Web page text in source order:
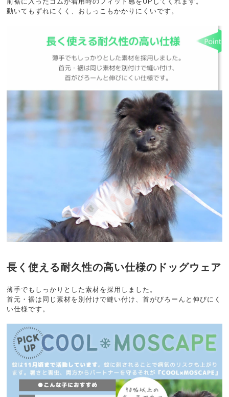
動いてもずれにくく、おしっこもかかりにくいです。
長く使える耐久性の高い仕様のドッグウェア
薄手でもしっかりとした素材を採用しました。
首元・裾は同じ素材を別付けで縫い付け、首がびろーんと伸びにく
い仕様です。